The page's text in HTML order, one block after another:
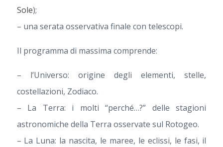
Sole);
– una serata osservativa finale con telescopi.
Il programma di massima comprende:
– l’Universo: origine degli elementi, stelle,
costellazioni, Zodiaco.
– La Terra: i molti “perché…?” delle stagioni
astronomiche della Terra osservate sul Rotogeo.
– La Luna: la nascita, le maree, le eclissi, le fasi, il